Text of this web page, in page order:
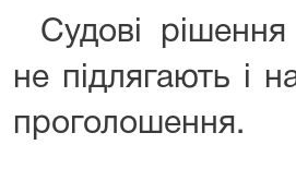
Судові рішення
не підлягають і
проголошення.